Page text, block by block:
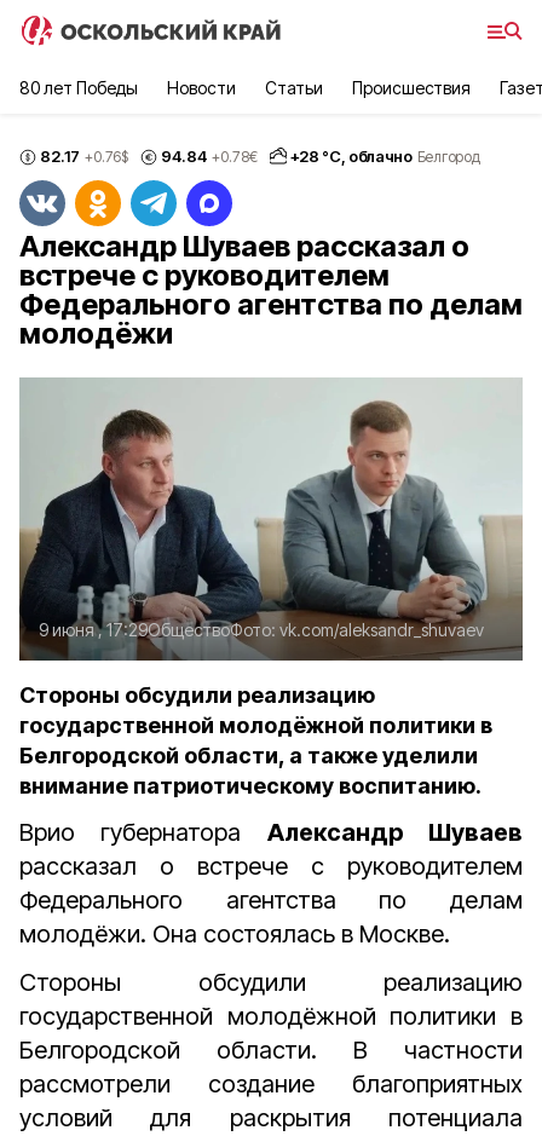
80 лет Победы Новости Статьи Происшествия
82.17 +0.76$ 94.84 +0.78€ +28 °С, облачно Белгород
Александр Шуваев рассказал о
встрече с руководителем
Федерального агентства по делам
молодёжи
9 июня , 17:29ОбществоФото: vk.com/aleksandr_shuvaev
Стороны обсудили реализацию
государственной молодёжной политики в
Белгородской области, а также уделили
внимание патриотическому воспитанию.
Врио губернатора Александр Шуваев
рассказал о встрече с руководителем
Федерального агентства по делам
молодёжи. Она состоялась в Москве.
Стороны обсудили реализацию
государственной молодёжной политики в
Белгородской области. В частности
рассмотрели создание благоприятных
условий для раскрытия потенциала